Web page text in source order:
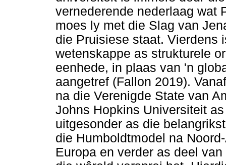
vernederende nederlaag wat
moes ly met die Slag van
die Pruisiese staat. Vierdens
wetenskappe as strukturele
eenhede, in plaas van 'n
aangetref (Fallon 2019).
na die Verenigde State van
Johns Hopkins Universiteit
uitgesonder as die
die Humboldtmodel na
Europa en verder as deel